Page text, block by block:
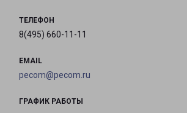
ТЕЛЕФОН
8(495) 660-11-11
EMAIL
pecom@pecom.ru
ГРАФИК РАБОТЫ